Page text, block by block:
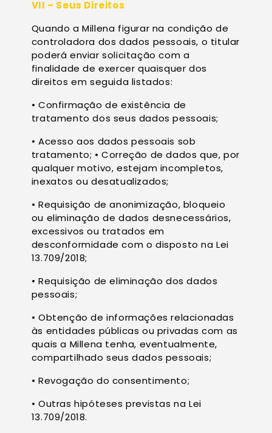
VII – Seus Direitos
Quando a Millena figurar na condição de
controladora dos dados pessoais, o titular
poderá enviar solicitação com a
finalidade de exercer quaisquer dos
direitos em seguida listados:
• Confirmação de existência de
tratamento dos seus dados pessoais;
• Acesso aos dados pessoais sob
tratamento; • Correção de dados que, por
qualquer motivo, estejam incompletos,
inexatos ou desatualizados;
• Requisição de anonimização, bloqueio
ou eliminação de dados desnecessários,
excessivos ou tratados em
desconformidade com o disposto na Lei
13.709/2018;
• Requisição de eliminação dos dados
pessoais;
• Obtenção de informações relacionadas
às entidades públicas ou privadas com as
quais a Millena tenha, eventualmente,
compartilhado seus dados pessoais;
• Revogação do consentimento;
• Outras hipóteses previstas na Lei
13.709/2018.